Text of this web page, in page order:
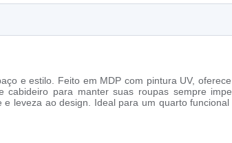
e estilo. Feito em MDP com pintura UV,
para manter suas roupas sempre
leveza ao design. Ideal para um quarto